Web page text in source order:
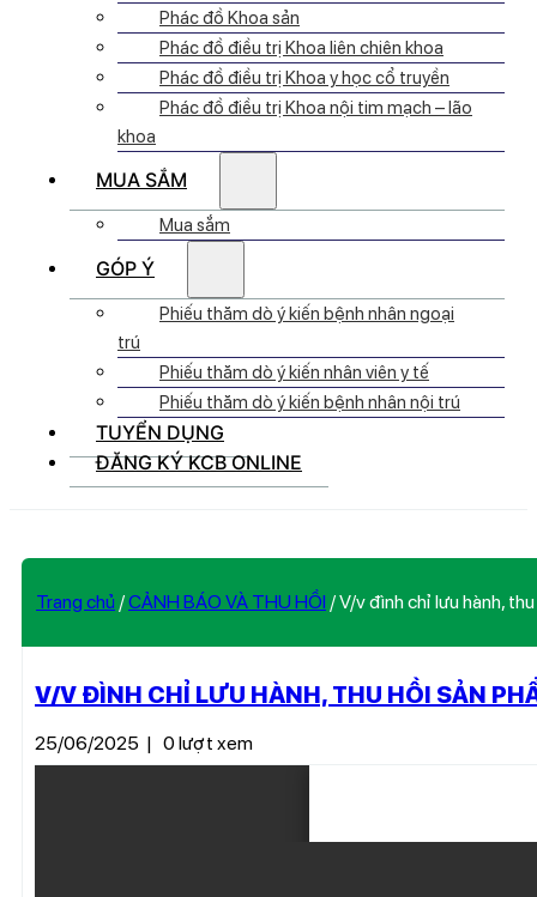
Phác đồ Khoa sản
Phác đồ điều trị Khoa liên chiên khoa
Phác đồ điều trị Khoa y học cổ truyền
Phác đồ điều trị Khoa nội tim mạch – lão
khoa
MUA SẮM
Mua sắm
GÓP Ý
Phiếu thăm dò ý kiến bệnh nhân ngoại
trú
Phiếu thăm dò ý kiến nhân viên y tế
Phiếu thăm dò ý kiến bệnh nhân nội trú
TUYỂN DỤNG
ĐĂNG KÝ KCB ONLINE
Trang chủ /CẢNH BÁO VÀ THU HỒI /V/v đình chỉ lưu hành,
V/V ĐÌNH CHỈ LƯU HÀNH, THU HỒI SẢN
25/06/2025 | 0 lượt xem